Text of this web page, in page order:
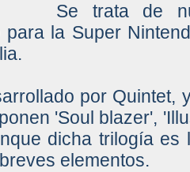
Se trata de
para la Super
por Quintet,
'Soul blazer',
dicha trilogía
elementos.